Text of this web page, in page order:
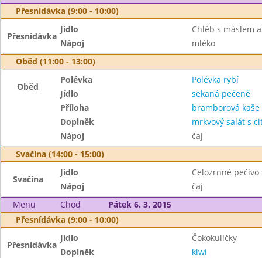
Přesnídávka (9:00 - 10:00)
Přesnídávka
Jídlo
Chléb s máslem
Nápoj
mléko
Oběd (11:00 - 13:00)
Oběd
Polévka
Polévka rybí
Jídlo
sekaná pečeně
Příloha
bramborová kaše
Doplněk
mrkvový salát s
Nápoj
čaj
Svačina (14:00 - 15:00)
Svačina
Jídlo
Celozrnné
Nápoj
čaj
Menu
Chod
Pátek 6. 3. 2015
Přesnídávka (9:00 - 10:00)
Přesnídávka
Jídlo
Čokokuličky
Doplněk
kiwi